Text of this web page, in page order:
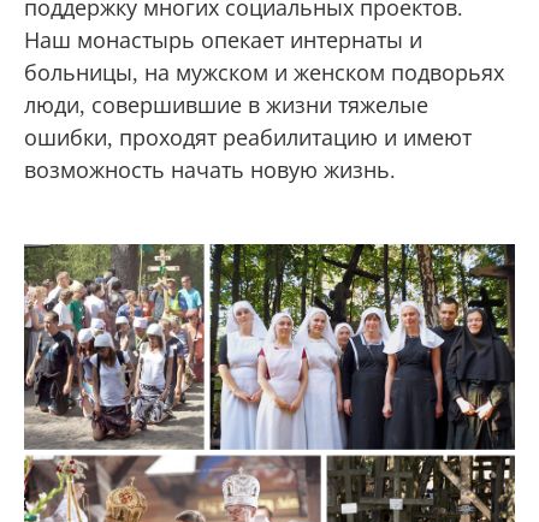
поддержку многих социальных проектов.
Наш монастырь опекает интернаты и
больницы, на мужском и женском подворьях
люди, совершившие в жизни тяжелые
ошибки, проходят реабилитацию и имеют
возможность начать новую жизнь.